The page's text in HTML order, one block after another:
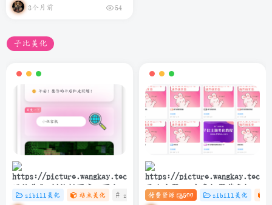
的Al课程
3个月前 54
子比美化
网站美化-侧边栏百度一下小卡
片协助SEO
zibill美化 站点美化 # zibll # C # 设计
子比主题 – 文章标题前角标扫
光样式[优化版]
付费资源 500 zibill美化